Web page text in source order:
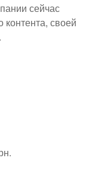
сейчас
контента, своей